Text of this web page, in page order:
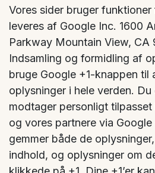
Vores sider bruger funktioner
leveres af Google Inc. 1600
Parkway Mountain View, CA
Indsamling og formidling af
bruge Google +1-knappen til
oplysninger i hele verden.
modtager personligt
og vores partnere via
gemmer både de
indhold, og oplysninger om